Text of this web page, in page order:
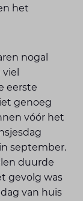
het
nogal
eerste
genoeg
vóór het
september.
duurde
gevolg was
van huis